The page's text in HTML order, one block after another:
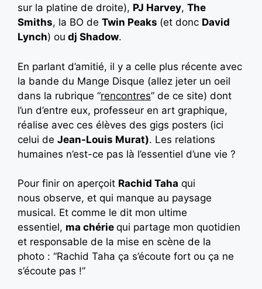
sur la platine de droite), PJ Harvey, The
Smiths, la BO de Twin Peaks (et donc David
Lynch) ou dj Shadow.
En parlant d’amitié, il y a celle plus récente avec
la bande du Mange Disque (allez jeter un oeil
dans la rubrique “rencontres” de ce site) dont
l’un d’entre eux, professeur en art graphique,
réalise avec ces élèves des gigs posters (ici
celui de Jean-Louis Murat). Les relations
humaines n’est-ce pas là l’essentiel d’une vie ?
Pour finir on aperçoit Rachid Taha qui
nous observe, et qui manque au paysage
musical. Et comme le dit mon ultime
essentiel, ma chérie qui partage mon quotidien
et responsable de la mise en scène de la
photo : “Rachid Taha ça s’écoute fort ou ça ne
s’écoute pas !”